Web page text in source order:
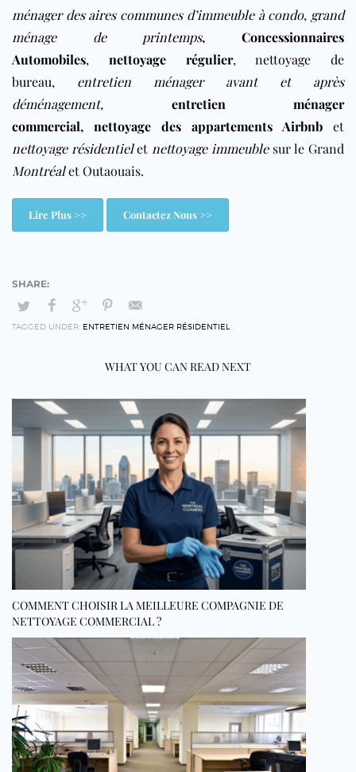
ménager des aires communes d’immeuble à condo, grand
ménage de printemps,Concessionnaires
Automobiles, nettoyage régulier,nettoyage de
bureau, entretien ménager avant et après
déménagement, entretien ménager
commercial, nettoyage des appartements Airbnb et
nettoyage résidentielet nettoyage immeublesur le Grand
Montréalet Outaouais.
Lire Plus >> Contactez Nous >>
TAGGED UNDER: ENTRETIEN MÉNAGER RÉSIDENTIEL
WHAT YOU CAN READ NEXT
COMMENT CHOISIR LA MEILLEURE COMPAGNIE DE
NETTOYAGE COMMERCIAL ?